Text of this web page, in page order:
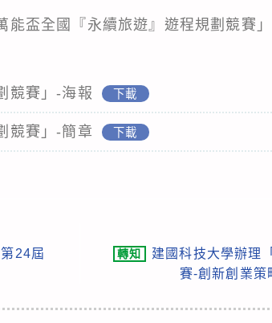
盃全國『永續旅遊』遊程規劃競賽
競賽」-海報 下載
競賽」-簡章 下載
24屆
轉知
建國科技大學辦理
賽-創新創業策